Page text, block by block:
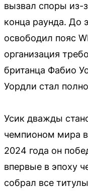
вызвал споры из-
конца раунда. До
освободил пояс
организация
британца Фабио
Уордли стал
Усик дважды
чемпионом мира
2024 года он
впервые в эпоху
собрал все